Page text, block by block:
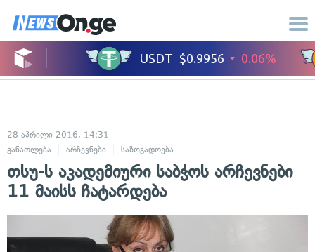
28 აპრილი 2016, 14:31
განათლება
არჩევნები საზოგადოება
თსუ-ს აკადემიური საბჭოს არჩევნები
11 მაისს ჩატარდება